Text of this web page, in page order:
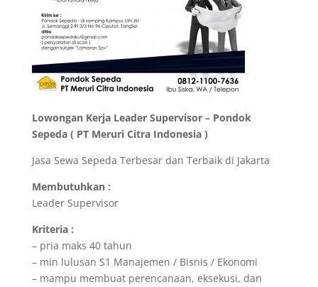
Lowongan Kerja Leader Supervisor – Pondok
Sepeda ( PT Meruri Citra Indonesia )
Jasa Sewa Sepeda Terbesar dan Terbaik di Jakarta
Membutuhkan :
Leader Supervisor
Kriteria :
– pria maks 40 tahun
– min lulusan S1 Manajemen / Bisnis / Ekonomi
– mampu membuat perencanaan, eksekusi, dan